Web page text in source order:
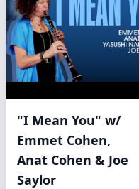
"I Mean You" w/
Emmet Cohen,
Anat Cohen & Joe
Saylor